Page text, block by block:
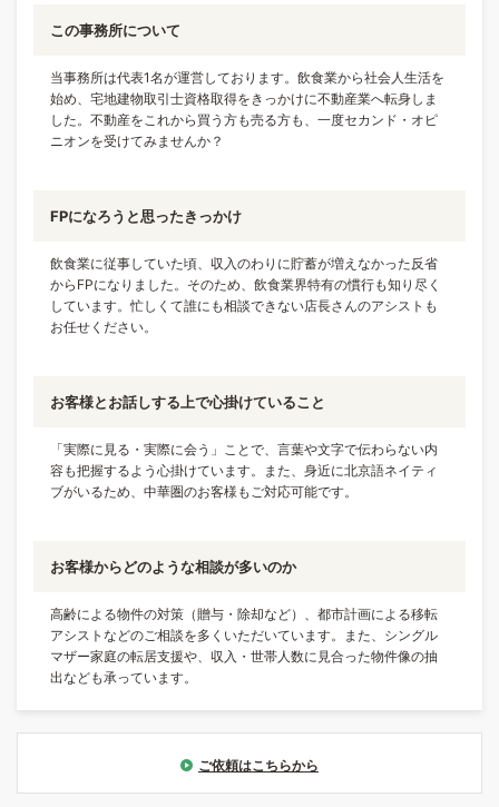
この事務所について
当事務所は代表1名が運営しております。飲食業から社会人生活を
始め、宅地建物取引士資格取得をきっかけに不動産業へ転身しま
した。不動産をこれから買う方も売る方も、一度セカンド・オピ
ニオンを受けてみませんか？
FPになろうと思ったきっかけ
飲食業に従事していた頃、収入のわりに貯蓄が増えなかった反省
からFPになりました。そのため、飲食業界特有の慣行も知り尽く
しています。忙しくて誰にも相談できない店長さんのアシストも
お任せください。
お客様とお話しする上で心掛けていること
「実際に見る・実際に会う」ことで、言葉や文字で伝わらない内
容も把握するよう心掛けています。また、身近に北京語ネイティ
ブがいるため、中華圏のお客様もご対応可能です。
お客様からどのような相談が多いのか
高齢による物件の対策（贈与・除却など）、都市計画による移転
アシストなどのご相談を多くいただいています。また、シングル
マザー家庭の転居支援や、収入・世帯人数に見合った物件像の抽
出なども承っています。
ご依頼はこちらから